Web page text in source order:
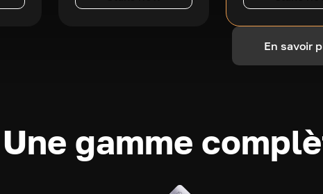
En savoir
Une gamme